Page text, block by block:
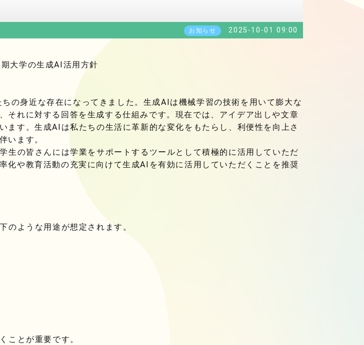
お知らせ 2025-10-01 09:00
大学の生成AI活用方針
の身近な存在になってきました。生成AIは機械学習の技術を用いて膨大な
それに対する回答を生成する仕組みです。現在では、アイデア出しや文章
す。生成AIは私たちの生活に革新的な変化をもたらし、利便性を向上さ
います。
の皆さんには学業をサポートするツールとして積極的に活用していただ
化や教育活動の充実に向けて生成AIを有効に活用していただくことを推奨
ような用途が想定されます。
ことが重要です。